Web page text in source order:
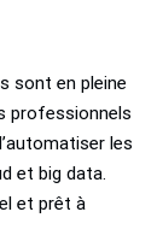
sont en pleine
professionnels
les
et big data.
et prêt à